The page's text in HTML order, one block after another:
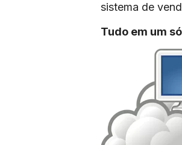
sistema de
Tudo em um